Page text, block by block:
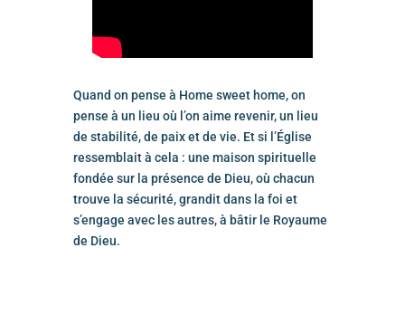
Quand on pense à Home sweet home, on
pense à un lieu où l’on aime revenir, un lieu
de stabilité, de paix et de vie. Et si l’Église
ressemblait à cela : une maison spirituelle
fondée sur la présence de Dieu, où chacun
trouve la sécurité, grandit dans la foi et
s’engage avec les autres, à bâtir le Royaume
de Dieu.